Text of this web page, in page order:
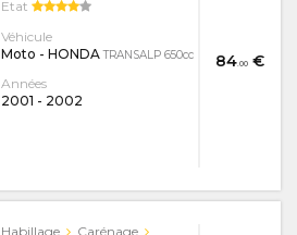
84.00 €
Etat
Véhicule
Moto - HONDATRANSALP 650cc
Années
2001 - 2002
Habillage
Carénage